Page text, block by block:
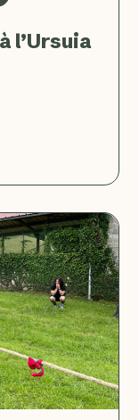
l’Ursuia